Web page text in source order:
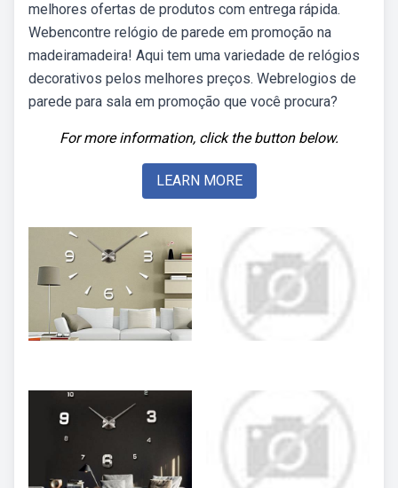
melhores ofertas de produtos com entrega rápida.
Webencontre relógio de parede em promoção na
madeiramadeira! Aqui tem uma variedade de relógios
decorativos pelos melhores preços. Webrelogios de
parede para sala em promoção que você procura?
For more information, click the button below.
LEARN MORE